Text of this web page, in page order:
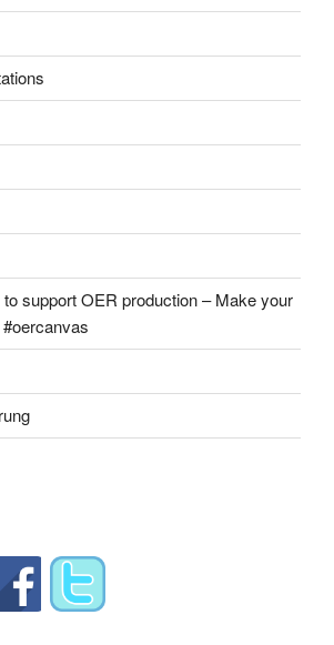
support OER production – Make your